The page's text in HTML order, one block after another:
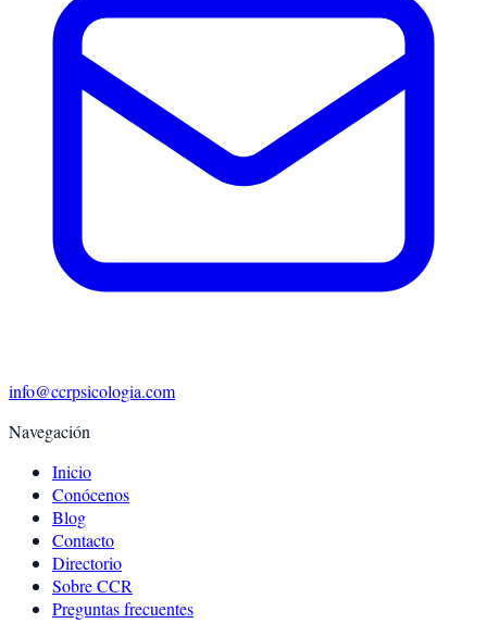
info@ccrpsicologia.com
Navegación
Inicio
Conócenos
Blog
Contacto
Directorio
Sobre CCR
Preguntas frecuentes